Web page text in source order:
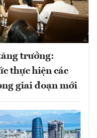
trưởng:
thực hiện các
giai đoạn mới